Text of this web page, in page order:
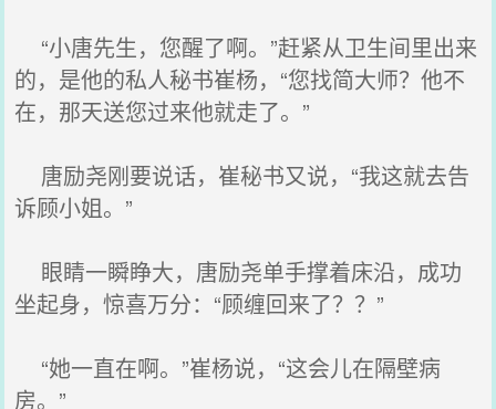
“小唐先生，您醒了啊。”赶紧从卫生间里出来
的，是他的私人秘书崔杨，“您找简大师？他不
在，那天送您过来他就走了。”
唐励尧刚要说话，崔秘书又说，“我这就去告
诉顾小姐。”
眼睛一瞬睁大，唐励尧单手撑着床沿，成功
坐起身，惊喜万分：“顾缠回来了？？”
“她一直在啊。”崔杨说，“这会儿在隔壁病
房。”